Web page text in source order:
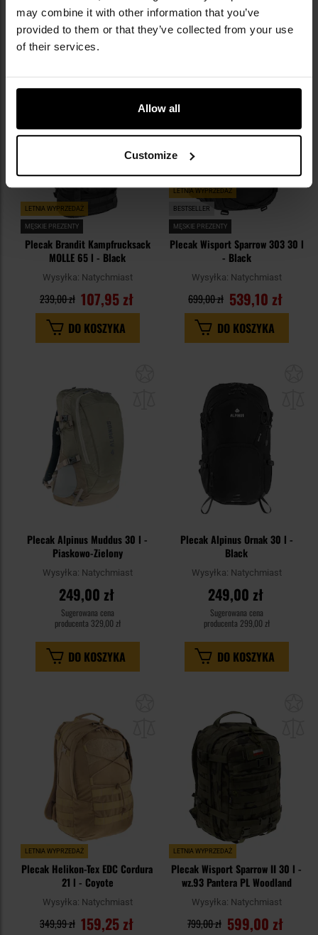
may combine it with other information that you’ve
provided to them or that they’ve collected from your use
of their services.
Allow all
Customize
DO KOSZYKA DO KOSZYKA
Dodaj
do
schowka
LETNIA WYPRZEDAŻ
MĘSKIE PREZENTY
Plecak Brandit Kampfrucksack
MOLLE 65 l - Black
Wysyłka: Natychmiast
107,95 zł
239,00 zł
DO KOSZYKA
LETNIA WYPRZEDAŻ
BESTSELLER
MĘSKIE PREZENTY
Plecak Wisport Sparrow 303 30 l
- Black
Wysyłka: Natychmiast
539,10 zł
699,00 zł
DO KOSZYKA
schowka
Plecak Alpinus Muddus 30 l -
Piaskowo-Zielony
Wysyłka: Natychmiast
249,00 zł
Sugerowana cena
producenta 329,00 zł
DO KOSZYKA
Plecak Alpinus Ornak 30 l -
Black
Wysyłka: Natychmiast
249,00 zł
Sugerowana cena
producenta 299,00 zł
DO KOSZYKA
schowka
LETNIA WYPRZEDAŻ
Plecak Helikon-Tex EDC Cordura
21 l - Coyote
Wysyłka: Natychmiast
159,25 zł
349,99 zł
LETNIA WYPRZEDAŻ
Plecak Wisport Sparrow II 30 l -
wz.93 Pantera PL Woodland
Wysyłka: Natychmiast
599,00 zł
799,00 zł